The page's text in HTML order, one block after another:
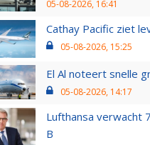
05-08-2026, 16:41
Cathay Pacific ziet
05-08-2026, 15:25
El Al noteert snelle
05-08-2026, 14:17
Lufthansa verwacht
B